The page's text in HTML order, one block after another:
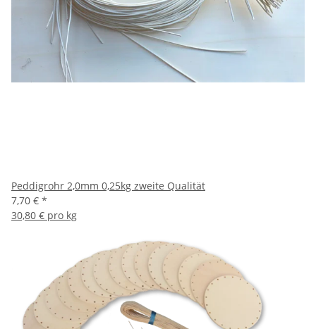
Peddigrohr 2,0mm 0,25kg zweite Qualität
7,70 € *
30,80 € pro kg